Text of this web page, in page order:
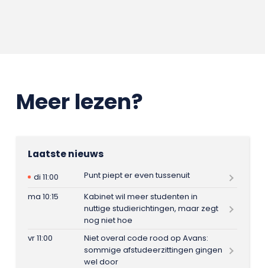
Meer lezen?
Laatste nieuws
di 11:00
Punt piept er even tussenuit
ma 10:15
Kabinet wil meer studenten in
nuttige studierichtingen, maar zegt
nog niet hoe
vr 11:00
Niet overal code rood op Avans:
sommige afstudeerzittingen gingen
wel door